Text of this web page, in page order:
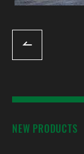
NEW PRODUCTS